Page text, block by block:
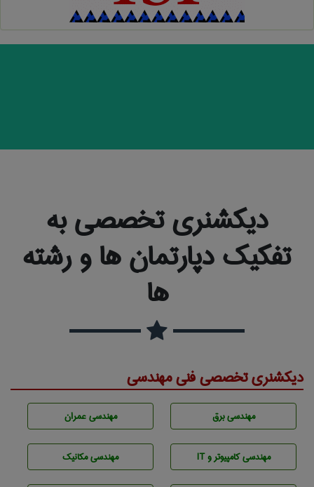
دیکشنری تخصصی به
تفکیک دپارتمان ها و رشته
ها
دیکشنری تخصصی فنی مهندسی
مهندسی برق مهندسی عمران
مهندسی كامپيوتر و IT مهندسی مکانیک